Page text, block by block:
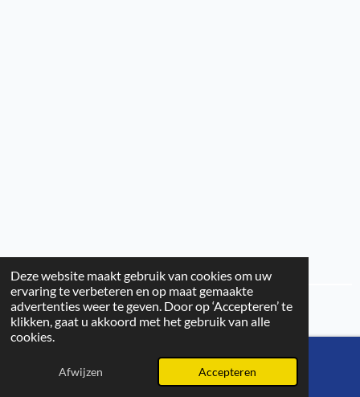
Deze website maakt gebruik van cookies om uw
ervaring te verbeteren en op maat gemaakte
advertenties weer te geven. Door op ‘Accepteren’ te
klikken, gaat u akkoord met het gebruik van alle
cookies.
Afwijzen Accepteren
© 2025 - 2026 Cat Telecom
E-mailadres